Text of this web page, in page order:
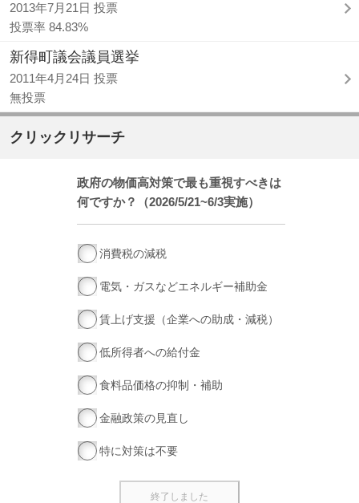
2013年7月21日 投票
投票率 84.83%
新得町議会議員選挙
2011年4月24日 投票
無投票
クリックリサーチ
政府の物価高対策で最も重視すべきは
何ですか？（2026/5/21~6/3実施）
消費税の減税
電気・ガスなどエネルギー補助金
賃上げ支援（企業への助成・減税）
低所得者への給付金
食料品価格の抑制・補助
金融政策の見直し
特に対策は不要